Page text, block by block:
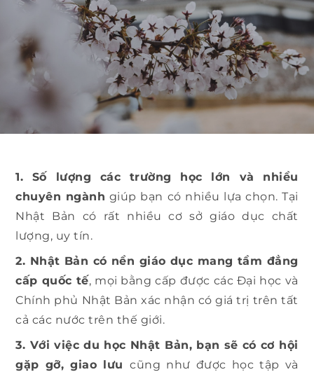
1. Số lượng các trường học lớn và nhiều
chuyên ngành giúp bạn có nhiều lựa chọn. Tại
Nhật Bản có rất nhiều cơ sở giáo dục chất
lượng, uy tín.
2. Nhật Bản có nền giáo dục mang tầm đẳng
cấp quốc tế, mọi bằng cấp được các Đại học và
Chính phủ Nhật Bản xác nhận có giá trị trên tất
cả các nước trên thế giới.
3. Với việc du học Nhật Bản, bạn sẽ có cơ hội
gặp gỡ, giao lưu cũng như được học tập và